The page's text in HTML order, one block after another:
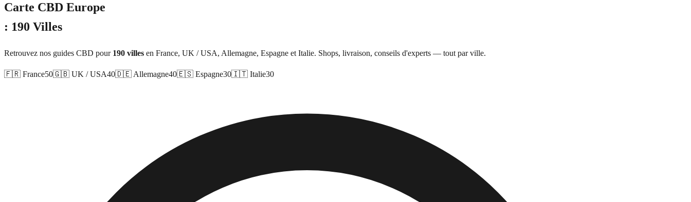
Carte CBD Europe
: 190 Villes
Retrouvez nos guides CBD pour 190 villes en France, UK / USA, Allemagne, Espagne et Italie. Shops, livraison, conseils d'experts — tout par ville.
🇫🇷 France50🇬🇧 UK / USA40🇩🇪 Allemagne40🇪🇸 Espagne30🇮🇹 Italie30